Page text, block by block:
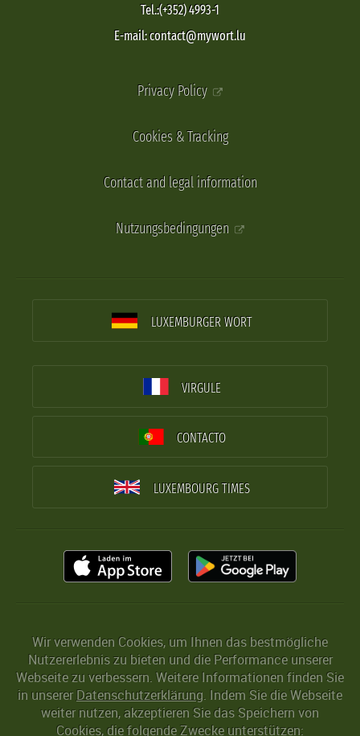
Tel.:(+352) 4993-1
E-mail: contact@mywort.lu
Privacy Policy
Cookies & Tracking
Contact and legal information
Nutzungsbedingungen
LUXEMBURGER WORT
VIRGULE
CONTACTO
LUXEMBOURG TIMES
Wir verwenden Cookies, um Ihnen das bestmögliche
Nutzererlebnis zu bieten und die Performance unserer
Webseite zu verbessern. Weitere Informationen finden Sie
in unserer Datenschutzerklärung. Indem Sie die Webseite
weiter nutzen, akzeptieren Sie das Speichern von
Cookies, die folgende Zwecke unterstützen: